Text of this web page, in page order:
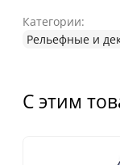
Категории:
Рельефные и
С этим